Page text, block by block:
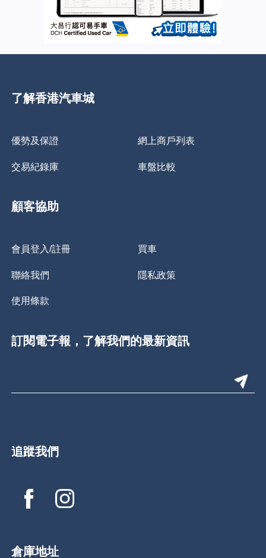
了解香港汽車城
優勢及保證 網上商戶列表
交易紀錄庫 車盤比較
顧客協助
會員登入/註冊 買車
聯絡我們 隱私政策
使用條款
訂閱電子報，了解我們的最新資訊
追蹤我們
倉庫地址